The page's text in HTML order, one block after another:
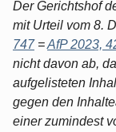
Der Gerichtshof
mit Urteil vom 8.
747=AfP 2023,
nicht davon ab,
aufgelisteten
gegen den
einer zumindest